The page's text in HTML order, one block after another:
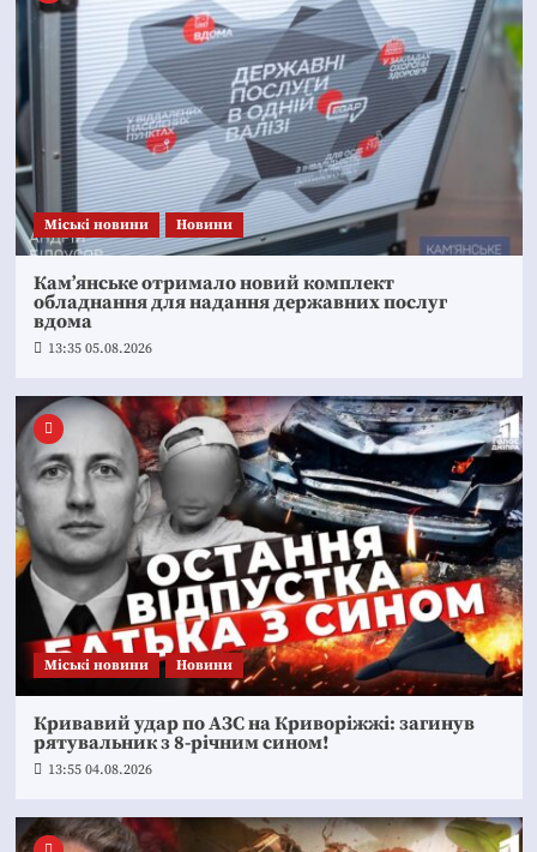
Mіські новини Новини
Кам’янське отримало новий комплект
обладнання для надання державних послуг
вдома
13:35 05.08.2026
Mіські новини Новини
Кривавий удар по АЗС на Криворіжжі: загинув
рятувальник з 8-річним сином!
13:55 04.08.2026